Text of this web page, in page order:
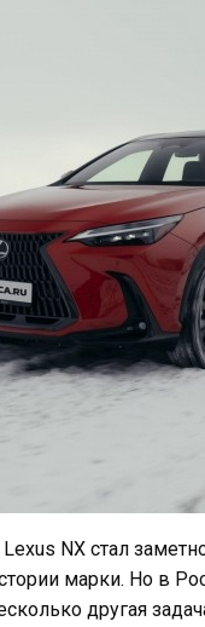
NX стал
марки. Но в
другая